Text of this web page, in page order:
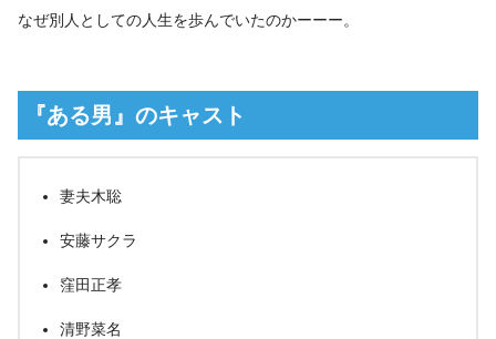
なぜ別人としての人生を歩んでいたのかーーー。
『ある男』のキャスト
妻夫木聡
安藤サクラ
窪田正孝
清野菜名